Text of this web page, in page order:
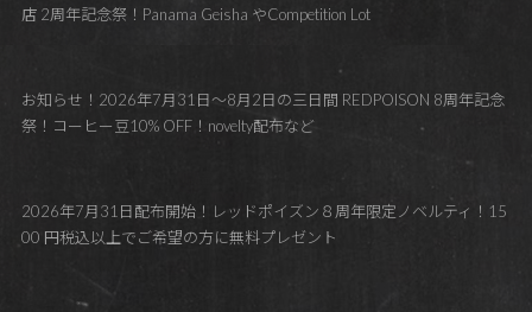
店 2周年記念祭！Panama Geisha やCompetition Lot
お知らせ！2026年7月31日～8月2日の三日間 REDPOISON 8周年記念
祭！コーヒー豆10% OFF！novelty配布など
2026年7月31日配布開始！レッドポイズン８周年限定ノベルティ！15
00 円税込以上でご希望の方に無料プレゼント